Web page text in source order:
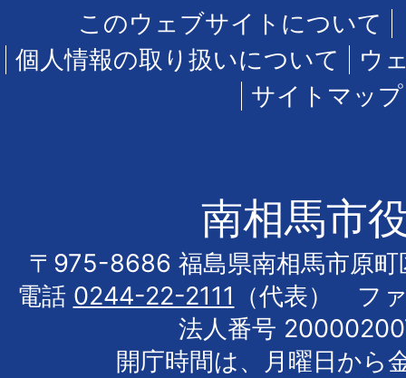
このウェブサイトについて
個人情報の取り扱いについて
ウ
サイトマップ
南相馬市
〒975-8686 福島県南相馬市原町
電話 0244-22-2111
（代表） フ
法人番号
開庁時間は、月曜日から